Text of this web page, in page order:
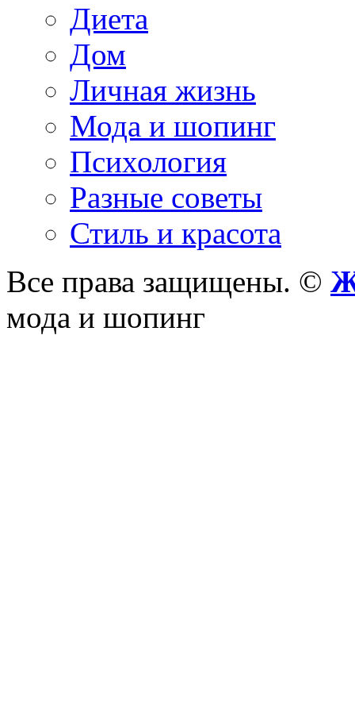
Диета
Дом
Личная жизнь
Мода и шопинг
Психология
Разные советы
Стиль и красота
Все права защищены. ©
мода и шопинг